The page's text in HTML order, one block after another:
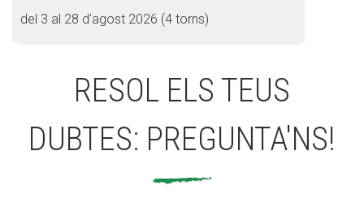
del 3 al 28 d'agost 2026 (4 torns)
RESOL ELS TEUS
DUBTES: PREGUNTA'NS!